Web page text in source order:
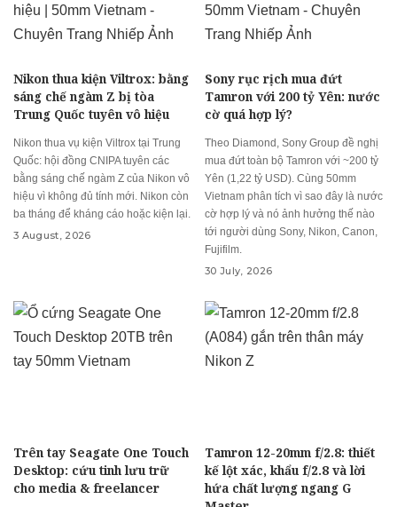
Nikon thua kiện Viltrox: bằng
sáng chế ngàm Z bị tòa
Trung Quốc tuyên vô hiệu
Nikon thua vụ kiện Viltrox tại Trung
Quốc: hội đồng CNIPA tuyên các
bằng sáng chế ngàm Z của Nikon vô
hiệu vì không đủ tính mới. Nikon còn
ba tháng để kháng cáo hoặc kiện lại.
3 August, 2026
Sony rục rịch mua đứt
Tamron với 200 tỷ Yên: nước
cờ quá hợp lý?
Theo Diamond, Sony Group đề nghị
mua đứt toàn bộ Tamron với ~200 tỷ
Yên (1,22 tỷ USD). Cùng 50mm
Vietnam phân tích vì sao đây là nước
cờ hợp lý và nó ảnh hưởng thế nào
tới người dùng Sony, Nikon, Canon,
Fujifilm.
30 July, 2026
Trên tay Seagate One Touch
Desktop: cứu tinh lưu trữ
cho media & freelancer
Tamron 12-20mm f/2.8: thiết
kế lột xác, khẩu f/2.8 và lời
hứa chất lượng ngang G